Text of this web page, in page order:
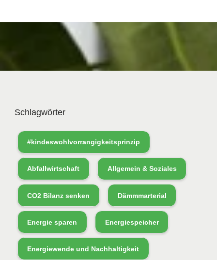
Schlagwörter
#kindeswohlvorrangigkeitsprinzip
Abfallwirtschaft Allgemein & Soziales
CO2 Bilanz senken Dämmmarterial
Energie sparen Energiespeicher
Energiewende und Nachhaltigkeit